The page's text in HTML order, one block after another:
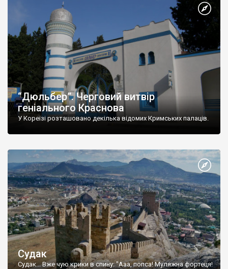
“Дюльбер”. Черговий витвір
геніального Краснова
У Кореїзі розташовано декілька відомих Кримських палаців.
Судак
Судак... Вже чую крики в спину: "Ааа, попса! Муляжна фортеця!